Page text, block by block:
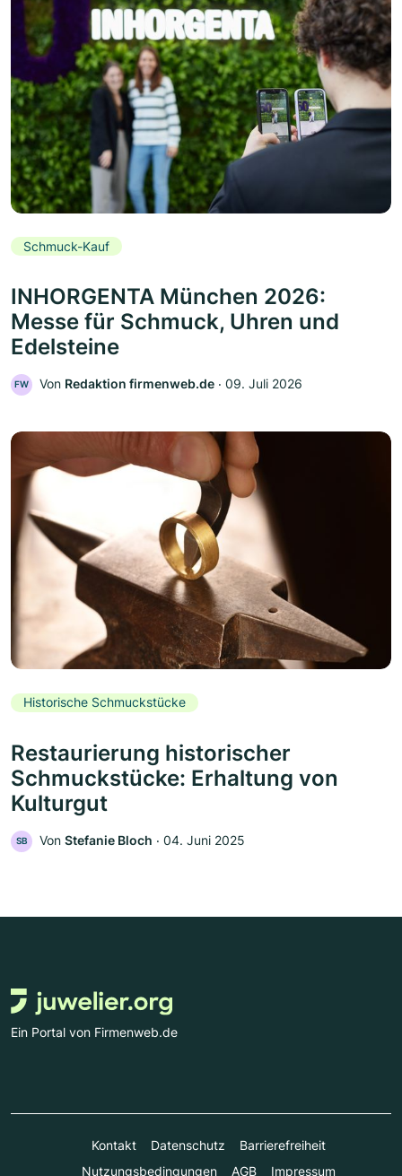
Schmuck-Kauf
INHORGENTA München 2026:
Messe für Schmuck, Uhren und
Edelsteine
FW Von Redaktion firmenweb.de ‧ 09. Juli 2026
Historische Schmuckstücke
Restaurierung historischer
Schmuckstücke: Erhaltung von
Kulturgut
SB Von Stefanie Bloch ‧ 04. Juni 2025
Ein Portal von Firmenweb.de
Kontakt Datenschutz
Barrierefreiheit
Nutzungsbedingungen
AGB Impressum